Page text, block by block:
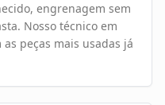
engrenagem sem
Nosso técnico em
peças mais usadas já